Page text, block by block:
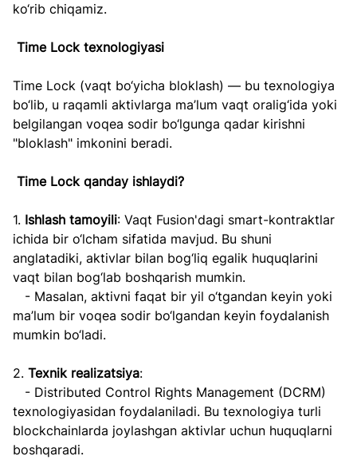
ko‘rib chiqamiz.
Time Lock texnologiyasi
Time Lock (vaqt bo‘yicha bloklash) — bu texnologiya
bo‘lib, u raqamli aktivlarga ma’lum vaqt oralig‘ida yoki
belgilangan voqea sodir bo‘lgunga qadar kirishni
"bloklash" imkonini beradi.
Time Lock qanday ishlaydi?
1. Ishlash tamoyili: Vaqt Fusion'dagi smart-kontraktlar
ichida bir o‘lcham sifatida mavjud. Bu shuni
anglatadiki, aktivlar bilan bog‘liq egalik huquqlarini
vaqt bilan bog‘lab boshqarish mumkin.
ma’lum bir voqea sodir bo‘lgandan keyin foydalanish
mumkin bo‘ladi.
2. Texnik realizatsiya:
texnologiyasidan foydalaniladi. Bu texnologiya turli
blockchainlarda joylashgan aktivlar uchun huquqlarni
boshqaradi.